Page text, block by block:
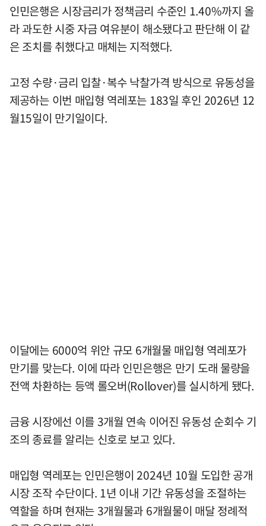
인민은행은 시장금리가 정책금리 수준인 1.40%까지 올
라 과도한 시중 자금 여유분이 해소됐다고 판단해 이 같
은 조치를 취했다고 매체는 지적했다.
고정 수량·금리 입찰·복수 낙찰가격 방식으로 유동성을
제공하는 이번 매입형 역레포는 183일 후인 2026년 12
월15일이 만기일이다.
이달에는 6000억 위안 규모 6개월물 매입형 역레포가
만기를 맞는다. 이에 따라 인민은행은 만기 도래 물량을
전액 차환하는 등액 롤오버(Rollover)를 실시하게 됐다.
금융 시장에선 이를 3개월 연속 이어진 유동성 순회수 기
조의 종료를 알리는 신호로 보고 있다.
매입형 역레포는 인민은행이 2024년 10월 도입한 공개
시장 조작 수단이다. 1년 이내 기간 유동성을 조절하는
역할을 하며 현재는 3개월물과 6개월물이 매달 정례적